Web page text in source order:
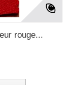
rouge...